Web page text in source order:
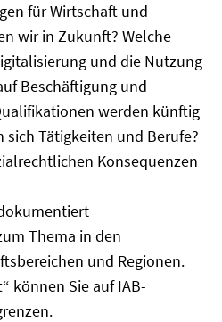
für Wirtschaft und
wir in Zukunft? Welche
und die Nutzung
Beschäftigung und
werden künftig
sich Tätigkeiten und Berufe?
Konsequenzen
Thema in den
und Regionen.
können Sie auf IAB-